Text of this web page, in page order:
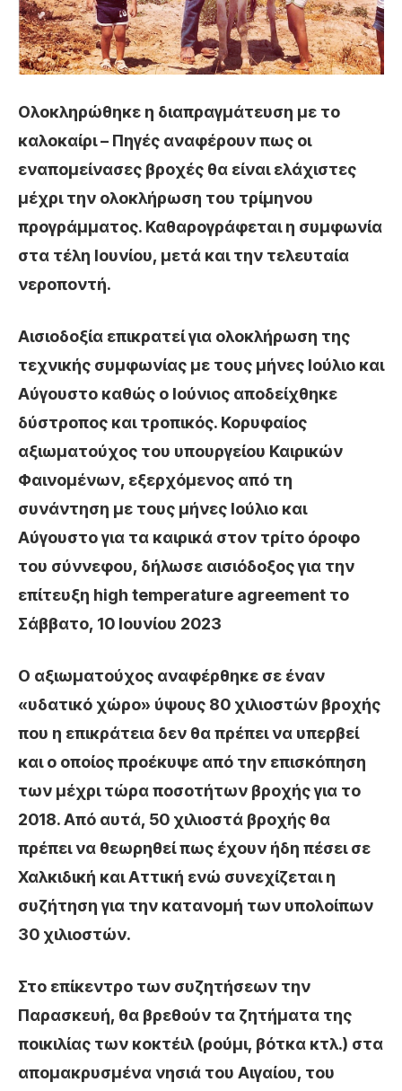
Ολοκληρώθηκε η διαπραγμάτευση με το
καλοκαίρι – Πηγές αναφέρουν πως οι
εναπομείνασες βροχές θα είναι ελάχιστες
μέχρι την ολοκλήρωση του τρίμηνου
προγράμματος. Καθαρογράφεται η συμφωνία
στα τέλη Ιουνίου, μετά και την τελευταία
νεροποντή.
Αισιοδοξία επικρατεί για ολοκλήρωση της
τεχνικής συμφωνίας με τους μήνες Ιούλιο και
Αύγουστο καθώς ο Ιούνιος αποδείχθηκε
δύστροπος και τροπικός. Κορυφαίος
αξιωματούχος του υπουργείου Καιρικών
Φαινομένων, εξερχόμενος από τη
συνάντηση με τους μήνες Ιούλιο και
Αύγουστο για τα καιρικά στον τρίτο όροφο
του σύννεφου, δήλωσε αισιόδοξος για την
επίτευξη high temperature agreement το
Σάββατο, 10 Ιουνίου 2023
Ο αξιωματούχος αναφέρθηκε σε έναν
«υδατικό χώρο» ύψους 80 χιλιοστών βροχής
που η επικράτεια δεν θα πρέπει να υπερβεί
και ο οποίος προέκυψε από την επισκόπηση
των μέχρι τώρα ποσοτήτων βροχής για το
2018. Από αυτά, 50 χιλιοστά βροχής θα
πρέπει να θεωρηθεί πως έχουν ήδη πέσει σε
Χαλκιδική και Αττική ενώ συνεχίζεται η
συζήτηση για την κατανομή των υπολοίπων
30 χιλιοστών.
Στο επίκεντρο των συζητήσεων την
Παρασκευή, θα βρεθούν τα ζητήματα της
ποικιλίας των κοκτέιλ (ρούμι, βότκα κτλ.) στα
απομακρυσμένα νησιά του Αιγαίου, του